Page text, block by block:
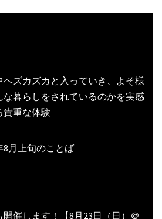
へズカズカと入っていき、よそ様
な暮らしをされているのかを実感
貴重な体験
8月上旬のことば
開催します！【8月23日（日）＠